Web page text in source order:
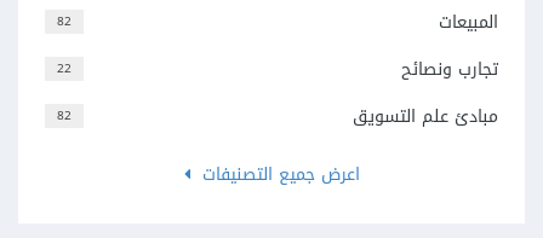
82 المبيعات
22 تجارب ونصائح
82
مبادئ علم التسويق
اعرض جميع التصنيفات